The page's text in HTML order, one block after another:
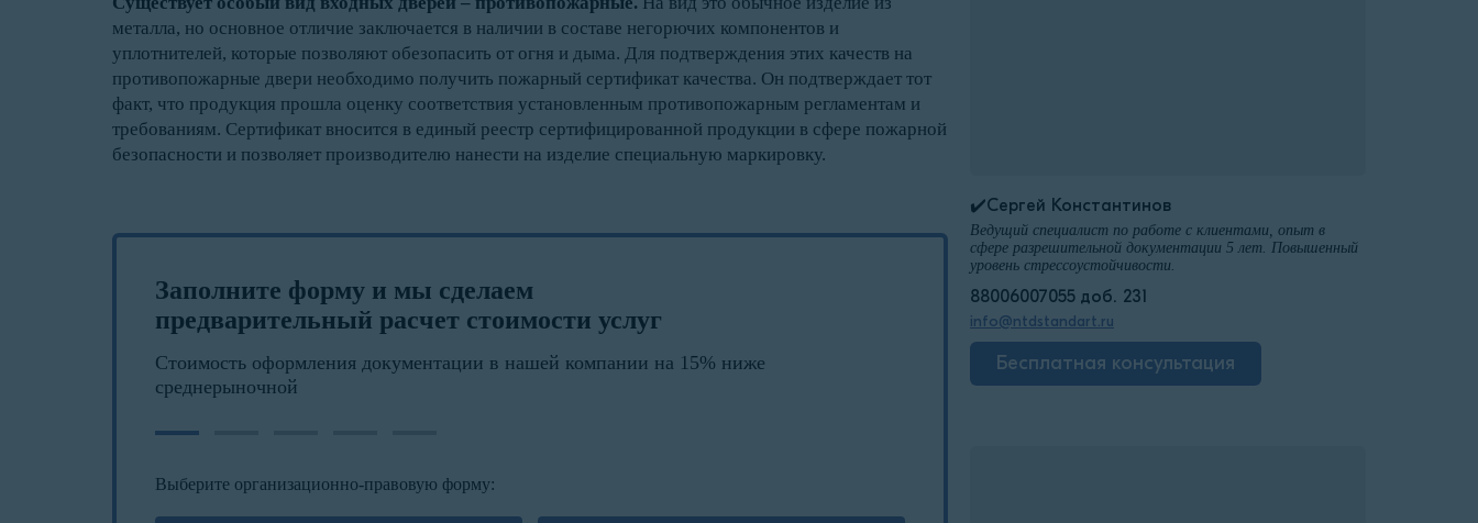
металла, но основное отличие заключается в наличии в составе негорючих компонентов и
уплотнителей, которые позволяют обезопасить от огня и дыма. Для подтверждения этих качеств на
противопожарные двери необходимо получить пожарный сертификат качества. Он подтверждает тот
факт, что продукция прошла оценку соответствия установленным противопожарным регламентам и
требованиям. Сертификат вносится в единый реестр сертифицированной продукции в сфере пожарной
безопасности и позволяет производителю нанести на изделие специальную маркировку.
Заполните форму и мы сделаем
предварительный расчет стоимости услуг
Стоимость оформления документации в нашей компании на 15% ниже
среднерыночной
Выберите организационно-правовую форму:
✔️Сергей Константинов
Ведущий специалист по работе с клиентами, опыт в
сфере разрешительной документации 5 лет. Повышенный
уровень стрессоустойчивости.
88006007055 доб. 231
info@ntdstandart.ru
Бесплатная консультация